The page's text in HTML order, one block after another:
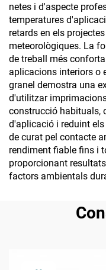
netes i d'aspecte
temperatures
retards en els
meteorològiques. La
de treball més
aplicacions interiors o
granel demostra una
d'utilitzar
construcció habituals,
d'aplicació i reduint
de curat pel contacte
rendiment fiable fins i
proporcionant
factors ambientals